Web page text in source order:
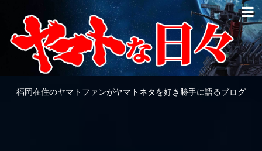
福岡在住のヤマトファンがヤマトネタを好き勝手に語るブログ